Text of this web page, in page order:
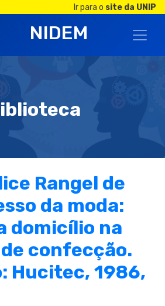
Ir para o site da UNIP
NIDEM
Rangel de
da moda:
domicílio na
confecção.
Hucitec, 1986,